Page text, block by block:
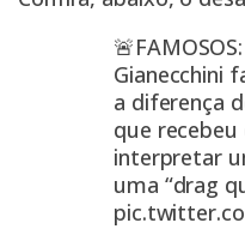
Gianecchini
a diferença
que
interpretar
uma “drag